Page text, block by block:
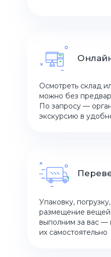
Упаковку,
размещение
выполним за вас —
их самостоятельно
Осмотреть склад
можно без
По запросу —
экскурсию в